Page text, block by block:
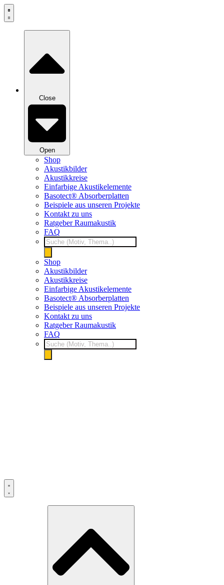
Zum
Inhalt
Close
Open
Shop
Akustikbilder
Akustikkreise
Einfarbige Akustikelemente
Basotect® Absorberplatten
Beispiele aus unseren Projekte
Kontakt zu uns
Ratgeber Raumakustik
FAQ
Products
search
Shop
Akustikbilder
Akustikkreise
Einfarbige Akustikelemente
Basotect® Absorberplatten
Beispiele aus unseren Projekte
Kontakt zu uns
Ratgeber Raumakustik
FAQ
Products
search